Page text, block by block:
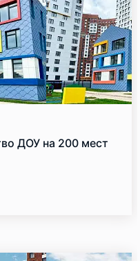
ДОУ на 200 мест